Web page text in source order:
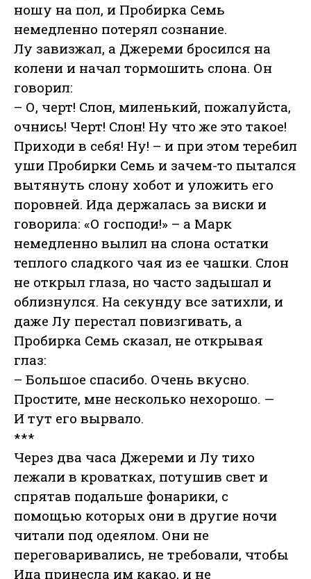
ношу на пол, и Пробирка Семь
немедленно потерял сознание.
Лу завизжал, а Джереми бросился на
колени и начал тормошить слона. Он
говорил:
– О, черт! Слон, миленький, пожалуйста,
очнись! Черт! Слон! Ну что же это такое!
Приходи в себя! Ну! – и при этом теребил
уши Пробирки Семь и зачем-то пытался
вытянуть слону хобот и уложить его
поровней. Ида держалась за виски и
говорила: «О господи!» – а Марк
немедленно вылил на слона остатки
теплого сладкого чая из ее чашки. Слон
не открыл глаза, но часто задышал и
облизнулся. На секунду все затихли, и
даже Лу перестал повизгивать, а
Пробирка Семь сказал, не открывая
глаз:
– Большое спасибо. Очень вкусно.
Простите, мне несколько нехорошо. —
И тут его вырвало.
***
Через два часа Джереми и Лу тихо
лежали в кроватках, потушив свет и
спрятав подальше фонарики, с
помощью которых они в другие ночи
читали под одеялом. Они не
переговаривались, не требовали, чтобы
Ида принесла им какао, и не